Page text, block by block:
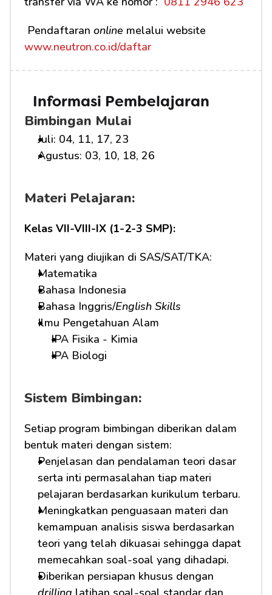
Pendaftaran online
www.neutron.co.id/daftar
Informasi Pembelajaran
Bimbingan Mulai
Juli: 04, 11, 17, 23
Agustus: 03, 10, 18, 26
Materi Pelajaran:
Kelas VII-VIII-IX (1-2-3 SMP):
Materi yang diujikan di SAS/SAT/TKA:
Matematika
Bahasa Indonesia
Bahasa Inggris/English Skills
Ilmu Pengetahuan Alam
IPA Fisika - Kimia
IPA Biologi
Sistem Bimbingan:
Setiap program bimbingan diberikan dalam
bentuk materi dengan sistem:
Penjelasan dan pendalaman teori dasar
serta inti permasalahan tiap materi
pelajaran berdasarkan kurikulum terbaru.
Meningkatkan penguasaan materi dan
kemampuan analisis siswa berdasarkan
teori yang telah dikuasai sehingga dapat
memecahkan soal-soal yang dihadapi.